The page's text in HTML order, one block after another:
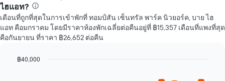
ไฮแอท?
เดือนที่ถูกที่สุดในการเข้าพักที่ ทอมป์สัน เซ็นทรัล พาร์ค นิวยอร์ค, บาย ไฮ
แอท คือมกราคม โดยมีราคาห้องพักเฉลี่ยต่อคืนอยู่ที่ ฿15,357 เดือนที่แพงที่สุด
คือกันยายน ที่ราคา ฿26,652 ต่อคืน
฿40,000